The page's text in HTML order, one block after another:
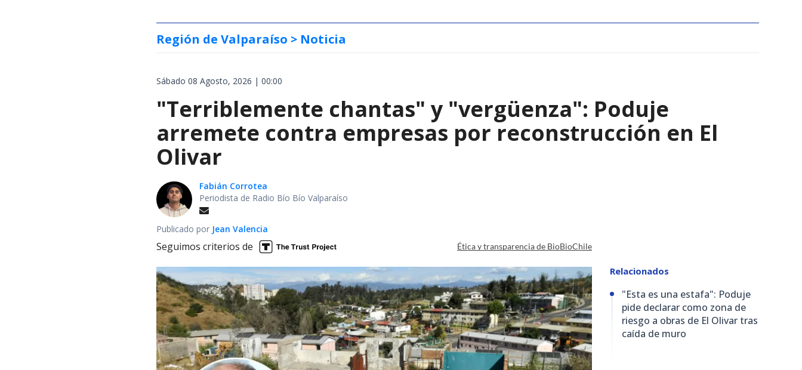
Región de Valparaíso > Noticia
Sábado 08 Agosto, 2026 | 00:00
"Terriblemente chantas" y "vergüenza": Poduje
arremete contra empresas por reconstrucción en El
Olivar
Fabián Corrotea
Periodista de Radio Bío Bío Valparaíso
Publicado por Jean Valencia
Seguimos criterios de Ética y transparencia de BioBioChile
Relacionados
"Esta es una estafa": Poduje
pide declarar como zona de
riesgo a obras de El Olivar tras
caída de muro